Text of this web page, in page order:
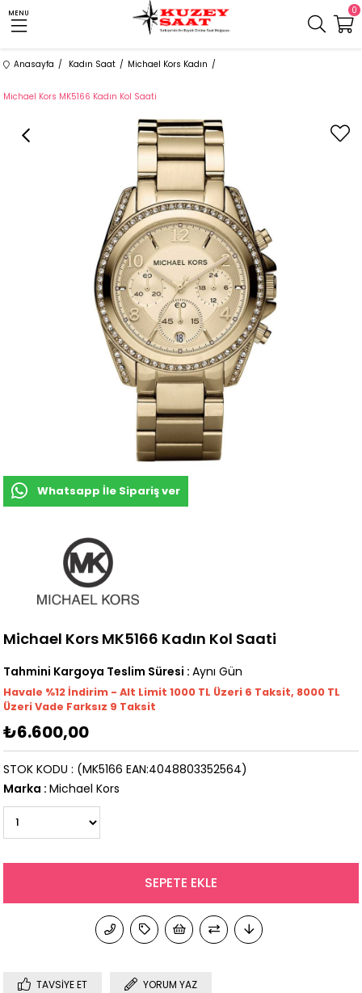
MENU 0
Anasayfa Kadın Saat Michael Kors Kadın
Michael Kors MK5166 Kadın Kol Saati
Whatsapp İle Sipariş ver
Michael Kors MK5166 Kadın Kol Saati
Tahmini Kargoya Teslim Süresi : Aynı Gün
Havale %12 İndirim - Alt Limit 1000 TL Üzeri 6 Taksit, 8000 TL
Üzeri Vade Farksız 9 Taksit
₺6.600,00
(MK5166 EAN:4048803352564)
STOK KODU
Marka : Michael Kors
TAVSIYE ET YORUM YAZ